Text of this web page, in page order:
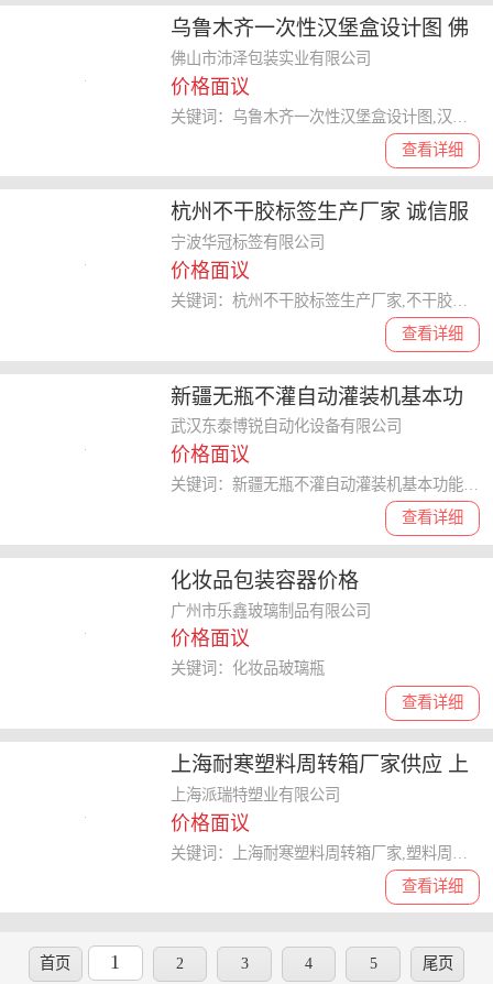
乌鲁木齐一次性汉堡盒设计图 佛
山市沛泽包装实业供应
佛山市沛泽包装实业有限公司
价格面议
查看详细
杭州不干胶标签生产厂家 诚信服
务 宁波华冠标签供应
宁波华冠标签有限公司
价格面议
查看详细
新疆无瓶不灌自动灌装机基本功
能 武汉东泰博锐自动化设备供应
武汉东泰博锐自动化设备有限公司
价格面议
查看详细
关键词：新疆无瓶不灌自动灌装机基本功能,自动灌装机
化妆品包装容器价格
广州市乐鑫玻璃制品有限公司
价格面议
查看详细
关键词：化妆品玻璃瓶
上海耐寒塑料周转箱厂家供应 上
海派瑞特公司供应
上海派瑞特塑业有限公司
价格面议
查看详细
首页 1 2 3 4 5 尾页